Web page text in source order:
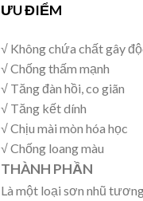
ƯU ĐIỂM
√ Không chứa chất gây
√ Chống thấm mạnh
√ Tăng đàn hồi, co giãn
√ Tăng kết dính
√ Chịu mài mòn hóa học
√ Chống loang màu
THÀNH PHẦN
Là một loại sơn nhũ